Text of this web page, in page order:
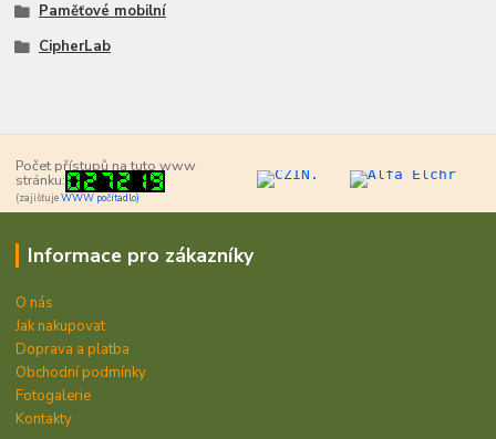
Paměťové mobilní
CipherLab
Počet přístupů na tuto www
stránku:
(zajišťujeWWW počítadlo)
Informace pro zákazníky
O nás
Jak nakupovat
Doprava a platba
Obchodní podmínky
Fotogalerie
Kontakty